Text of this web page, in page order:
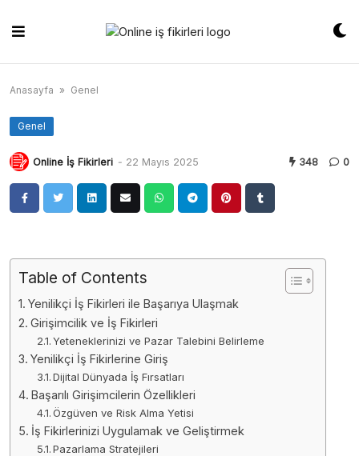
content
Anasayfa » Genel
Genel
Online İş Fikirleri - 22 Mayıs 2025 348 0
Table of Contents
Yenilikçi İş Fikirleri ile Başarıya Ulaşmak
Girişimcilik ve İş Fikirleri
Yeteneklerinizi ve Pazar Talebini Belirleme
Yenilikçi İş Fikirlerine Giriş
Dijital Dünyada İş Fırsatları
Başarılı Girişimcilerin Özellikleri
Özgüven ve Risk Alma Yetisi
İş Fikirlerinizi Uygulamak ve Geliştirmek
Pazarlama Stratejileri